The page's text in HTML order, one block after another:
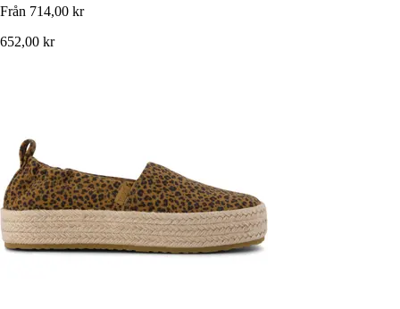
Från 714,00 kr
652,00 kr